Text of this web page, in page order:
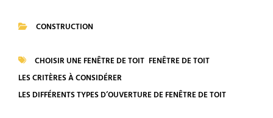
CONSTRUCTION
TAGS
CHOISIR UNE FENÊTRE DE TOIT FENÊTRE DE TOIT
LES CRITÈRES À CONSIDÉRER
LES DIFFÉRENTS TYPES D’OUVERTURE DE FENÊTRE DE TOIT